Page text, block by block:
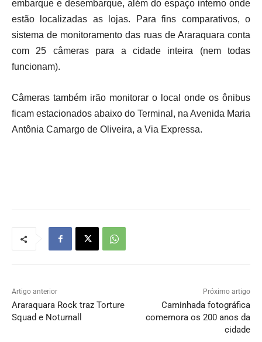
embarque e desembarque, além do espaço interno onde
estão localizadas as lojas. Para fins comparativos, o
sistema de monitoramento das ruas de Araraquara conta
com 25 câmeras para a cidade inteira (nem todas
funcionam).
Câmeras também irão monitorar o local onde os ônibus
ficam estacionados abaixo do Terminal, na Avenida Maria
Antônia Camargo de Oliveira, a Via Expressa.
Artigo anterior
Araraquara Rock traz Torture
Squad e Noturnall
Próximo artigo
Caminhada fotográfica
comemora os 200 anos da
cidade